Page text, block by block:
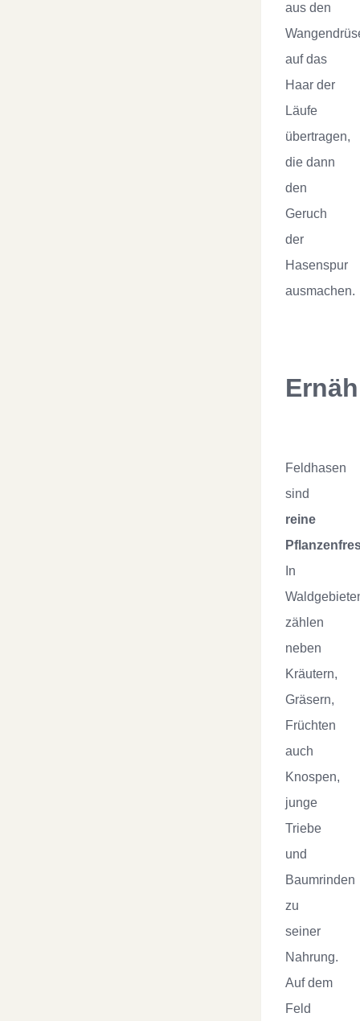
aus den
auf das
Haar der
Läufe
übertragen,
die dann
den
Geruch
der
Hasenspur
ausmachen.
Feldhasen
sind
reine
In
zählen
neben
Kräutern,
Gräsern,
Früchten
auch
Knospen,
junge
Triebe
und
Baumrinden
zu
seiner
Nahrung.
Auf dem
Feld